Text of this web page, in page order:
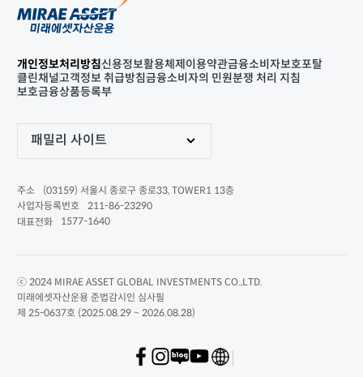
개인정보처리방침신용정보활용체제 이용약관금융소비자보호포탈
클린채널고객정보 취급방침금융소비자의 민원분쟁 처리 지침
보호금융상품등록부
패밀리 사이트
주소
(03159) 서울시 종로구 종로33, TOWER1 13층
사업자등록번호
211-86-23290
대표전화
1577-1640
ⓒ 2024 MIRAE ASSET GLOBAL INVESTMENTS CO.,LTD.
미래에셋자산운용 준법감시인 심사필
제 25-0637호 (2025.08.29 ~ 2026.08.28)